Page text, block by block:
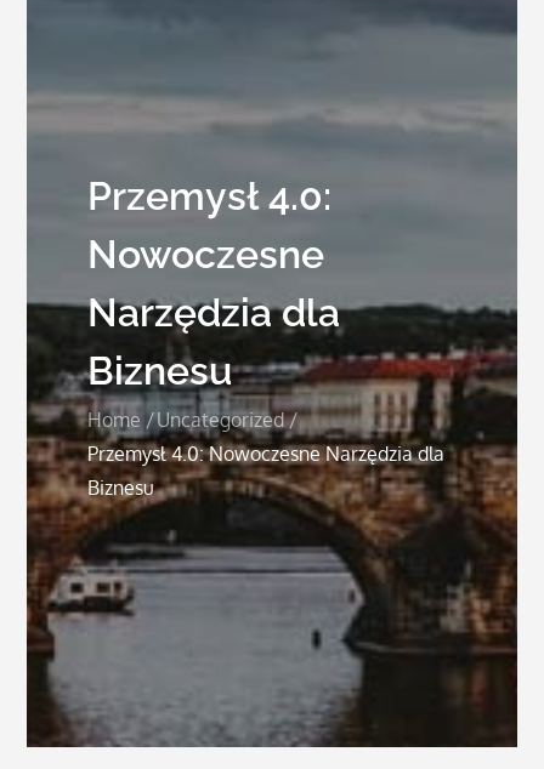
Przemysł 4.0:
Nowoczesne
Narzędzia dla
Biznesu
Home
Uncategorized
Przemysł 4.0: Nowoczesne Narzędzia dla
Biznesu